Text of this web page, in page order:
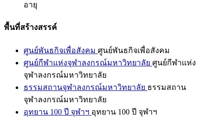
อายุ
พื้นที่สร้างสรรค์
ศูนย์พันธกิจเพื่อสังคม ศูนย์พันธกิจเพื่อสังคม
ศูนย์กีฬาแห่งจุฬาลงกรณ์มหาวิทยาลัย ศูนย์กีฬาแห่ง
จุฬาลงกรณ์มหาวิทยาลัย
ธรรมสถานจุฬาลงกรณ์มหาวิทยาลัย ธรรมสถาน
จุฬาลงกรณ์มหาวิทยาลัย
อุทยาน 100 ปี จุฬาฯ อุทยาน 100 ปี จุฬาฯ